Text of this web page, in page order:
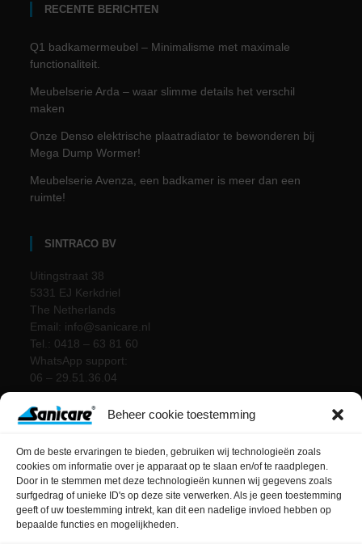
Beheer cookie toestemming
Om de beste ervaringen te bieden, gebruiken wij technologieën zoals
cookies om informatie over je apparaat op te slaan en/of te raadplegen.
Door in te stemmen met deze technologieën kunnen wij gegevens zoals
surfgedrag of unieke ID's op deze site verwerken. Als je geen toestemming
geeft of uw toestemming intrekt, kan dit een nadelige invloed hebben op
bepaalde functies en mogelijkheden.
RECENTE BERICHTEN
Q1 badkamermeubel – Minimalisme met maximale
functionaliteit.
Meubelserie Arda – waar slimme details het verschil
maken
Onze Denso elektrische plaatradiator te bewonderen bij
Mega Dump Wormer!
Meubelserie Avenza, een badkamer is meer dan een
ruimte!
SINTRACO BV
Uitingstraat 38
5331 EJ Kerkdriel
The Netherlands
Email: info@sanicare.nl
Tel.: 0418 – 63 81 60
WhatsApp support:
06 – 29.51.36.04